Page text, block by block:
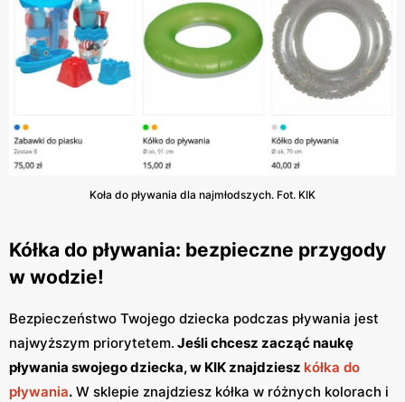
Koła do pływania dla najmłodszych. Fot. KIK
Kółka do pływania: bezpieczne przygody
w wodzie!
Bezpieczeństwo Twojego dziecka podczas pływania jest
najwyższym priorytetem. Jeśli chcesz zacząć naukę
pływania swojego dziecka, w KIK znajdziesz kółka do
pływania. W sklepie znajdziesz kółka w różnych kolorach i